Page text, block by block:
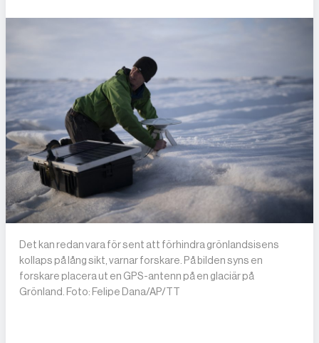
Det kan redan vara för sent att förhindra grönlandsisens
kollaps på lång sikt, varnar forskare. På bilden syns en
forskare placera ut en GPS-antenn på en glaciär på
Grönland. Foto: Felipe Dana/AP/TT